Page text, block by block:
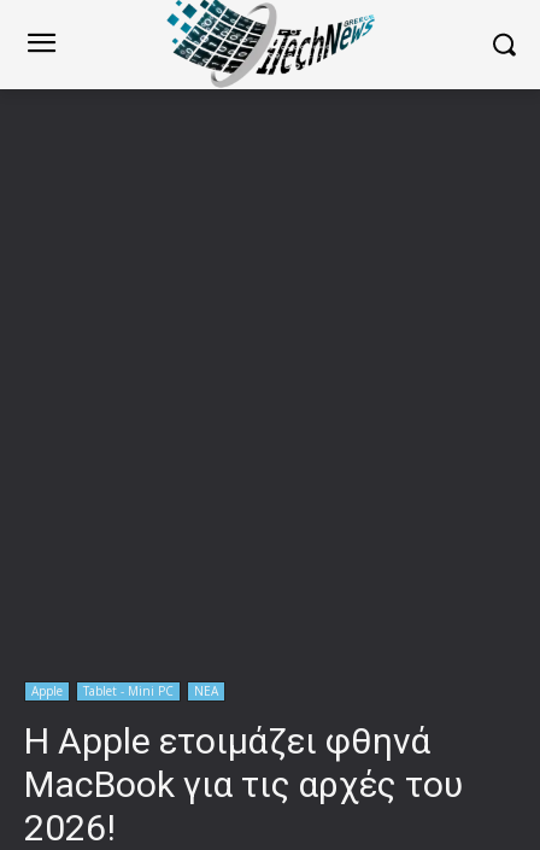
Apple Tablet - Mini PC ΝΕΑ
H Apple ετοιμάζει φθηνά
MacBook για τις αρχές του
2026!